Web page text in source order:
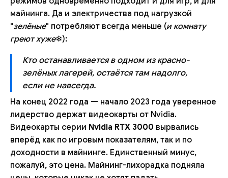
майнинга. Да и электричества под нагрузкой
"зелёные" потребляют всегда меньше (и комнату
греют хуже❄):
Кто останавливается в одном из красно-
зелёных лагерей, остаётся там надолго,
если не навсегда.
На конец 2022 года — начало 2023 года уверенное
лидерство держат видеокарты от Nvidia.
Видеокарты серии Nvidia RTX 3000 вырвались
вперёд как по игровым показателям, так и по
доходности в майнинге. Единственный минус,
пожалуй, это цена. Майнинг-лихорадка подняла